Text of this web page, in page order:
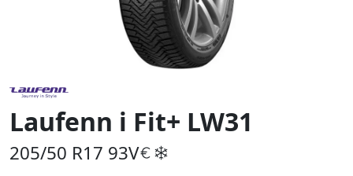
Laufenn i Fit+ LW31
205/50 R17 93V